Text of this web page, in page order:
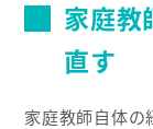
家庭教
直す
家庭教師自体の